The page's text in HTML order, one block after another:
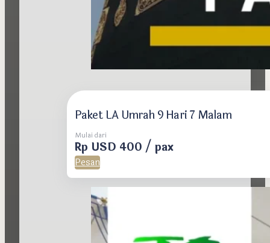
Paket LA Umrah 9 Hari 7 Malam
Mulai dari
Rp USD 400 / pax
Pesan